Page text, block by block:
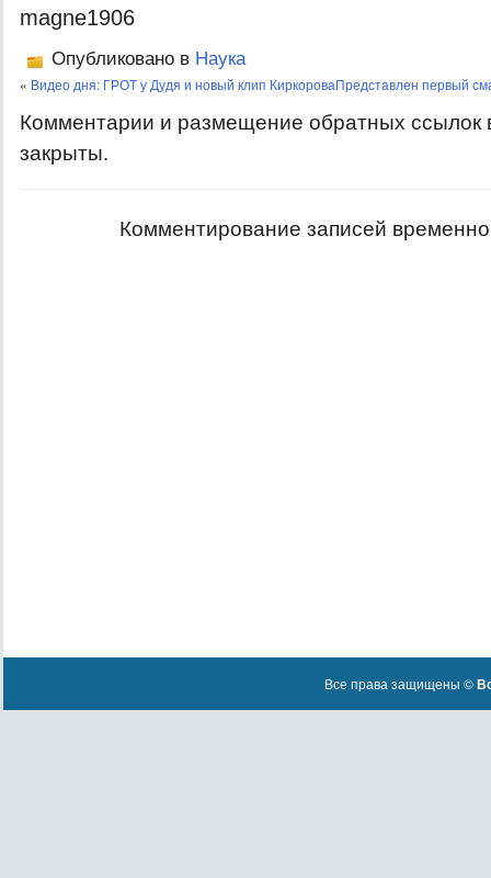
magne1906
Опубликовано в Наука
« Видео дня: ГРОТ у Дудя и новый клип КиркороваПредставлен первый
Комментарии и размещение обратных ссылок
закрыты.
Комментирование записей
Все права защищены ©